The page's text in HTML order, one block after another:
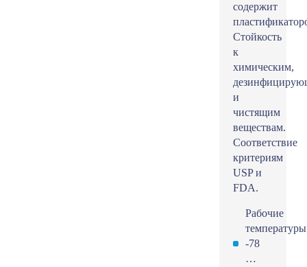
содержит
Стойкость
к
химическим,
и
чистящим
веществам.
Соответствие
критериям
USP и
FDA.
Рабочие
-78
…